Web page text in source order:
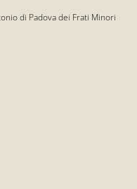
di Padova dei Frati Minori